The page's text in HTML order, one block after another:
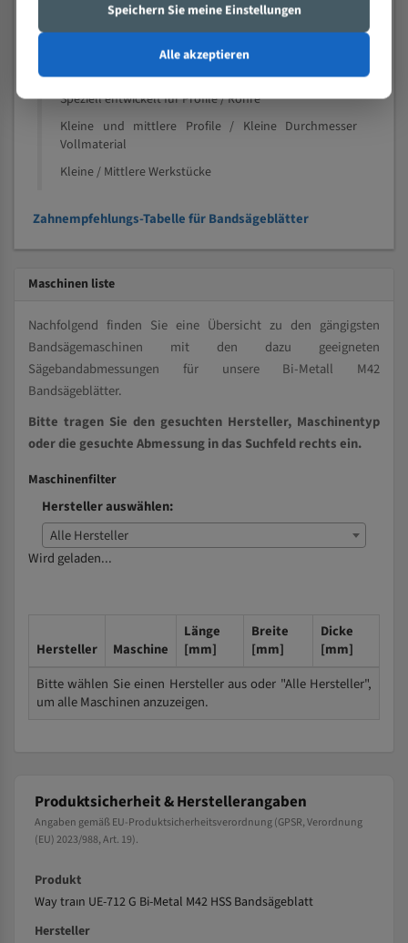
Materialien:
Nichteisenmetalle
Speziell entwickelt für Profile / Rohre
Kleine und mittlere Profile / Kleine Durchmesser
Vollmaterial
Kleine / Mittlere Werkstücke
Zahnempfehlungs-Tabelle für Bandsägeblätter
Maschinen liste
Nachfolgend finden Sie eine Übersicht zu den gängigsten
Bandsägemaschinen mit den dazu geeigneten
Sägebandabmessungen für unsere Bi-Metall M42
Bandsägeblätter.
Bitte tragen Sie den gesuchten Hersteller, Maschinentyp
oder die gesuchte Abmessung in das Suchfeld rechts ein.
Maschinenfilter
Hersteller auswählen:
Alle Hersteller
Wird geladen...
Hersteller Maschine
Länge
[mm]
Breite
[mm]
Dicke
[mm]
Bitte wählen Sie einen Hersteller aus oder "Alle Hersteller",
um alle Maschinen anzuzeigen.
Produktsicherheit & Herstellerangaben
Angaben gemäß EU-Produktsicherheitsverordnung (GPSR, Verordnung
(EU) 2023/988, Art. 19).
Produkt
Way traın UE-712 G Bi-Metal M42 HSS Bandsägeblatt
Hersteller
Speichern Sie meine Einstellungen
Alle akzeptieren